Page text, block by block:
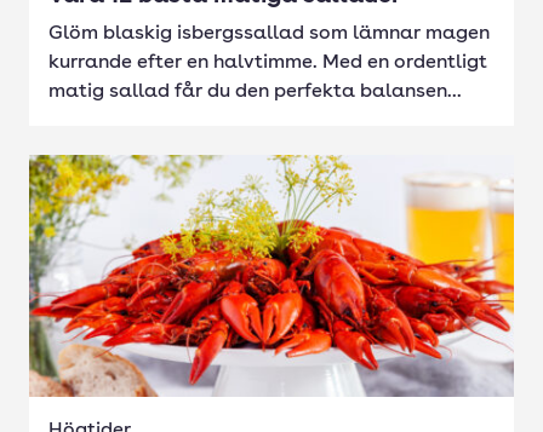
Glöm blaskig isbergssallad som lämnar magen
kurrande efter en halvtimme. Med en ordentligt
matig sallad får du den perfekta balansen...